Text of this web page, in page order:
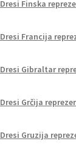
Dresi Finska
Dresi Francija
Dresi Gibraltar
Dresi Grčija
Dresi Gruzija